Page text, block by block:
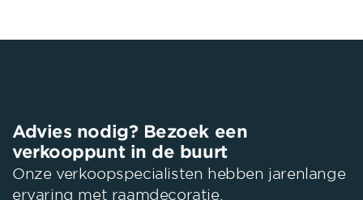
Advies nodig? Bezoek een
verkooppunt in de buurt
Onze verkoopspecialisten hebben jarenlange
ervaring met raamdecoratie.